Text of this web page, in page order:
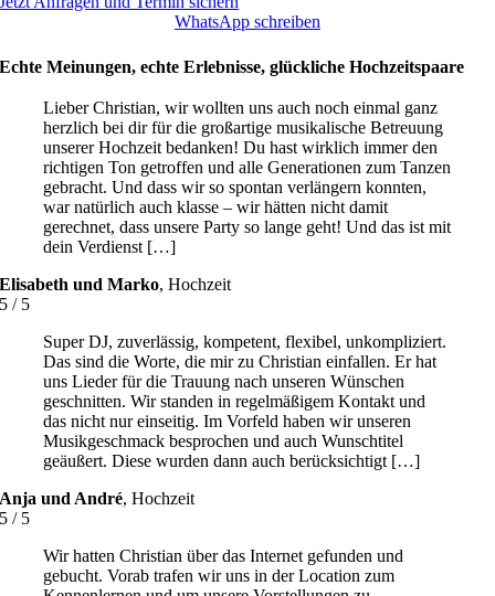
WhatsApp schreiben
Echte Meinungen, echte Erlebnisse, glückliche Hochzeitspaare
Lieber Christian, wir wollten uns auch noch einmal ganz
herzlich bei dir für die großartige musikalische Betreuung
unserer Hochzeit bedanken! Du hast wirklich immer den
richtigen Ton getroffen und alle Generationen zum Tanzen
gebracht. Und dass wir so spontan verlängern konnten,
war natürlich auch klasse – wir hätten nicht damit
gerechnet, dass unsere Party so lange geht! Und das ist mit
dein Verdienst […]
Elisabeth und Marko,Hochzeit
5 / 5
Super DJ, zuverlässig, kompetent, flexibel, unkompliziert.
Das sind die Worte, die mir zu Christian einfallen. Er hat
uns Lieder für die Trauung nach unseren Wünschen
geschnitten. Wir standen in regelmäßigem Kontakt und
das nicht nur einseitig. Im Vorfeld haben wir unseren
Musikgeschmack besprochen und auch Wunschtitel
geäußert. Diese wurden dann auch berücksichtigt […]
Anja und André,Hochzeit
5 / 5
Wir hatten Christian über das Internet gefunden und
gebucht. Vorab trafen wir uns in der Location zum